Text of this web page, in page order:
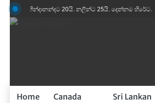
Skip
to
20යි. නලින්ට 25යි. දෙන්නම හිරේට. ප්‍රංශ
Home
Canada
Sri Lankan